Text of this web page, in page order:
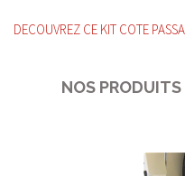
DECOUVREZ CE KIT COTE
NOS